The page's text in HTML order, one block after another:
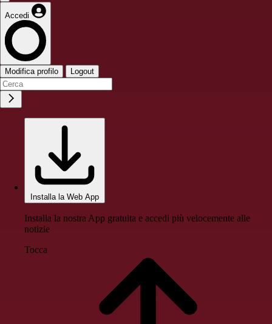
Accedi
Modifica profilo Logout
Installa la Web App
Installa la nostra App gratuita e accedi più velocemente alle
notizie
Tocca